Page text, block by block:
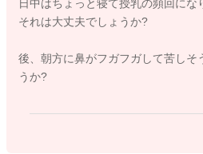
ご不安なことがあれば、いつでもご
日中はちょっと寝て授乳の頻回にな
それは大丈夫でしょうか?
後、朝方に鼻がフガフガして苦しそ
うか?